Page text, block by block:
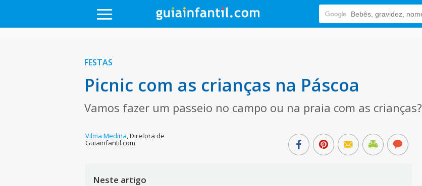
FESTAS
Picnic com as crianças na Páscoa
Vamos fazer um passeio no campo ou na praia com as crianças?
Vilma Medina,Diretora de
Guiainfantil.com
Neste artigo